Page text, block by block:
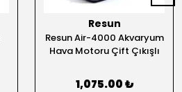
Resun
Resun Air-4000 Akvaryum
Hava Motoru Çift Çıkışlı
1,075.00 ₺